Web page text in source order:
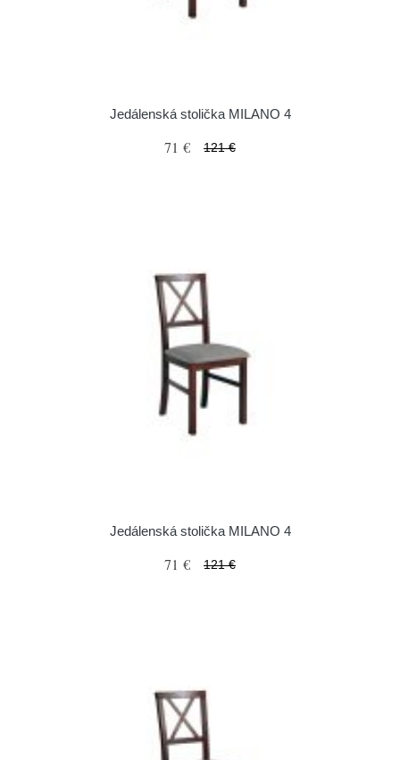
Jedálenská stolička MILANO 4
71 € 121 €
Jedálenská stolička MILANO 4
71 € 121 €